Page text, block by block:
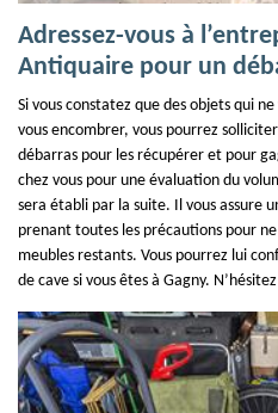
Adressez-vous à
Antiquaire pour un
Si vous constatez que des objets qui
vous encombrer, vous pourrez
débarras pour les récupérer et pour
chez vous pour une évaluation du
sera établi par la suite. Il vous assure
prenant toutes les précautions pour
meubles restants. Vous pourrez lui
de cave si vous êtes à Gagny.